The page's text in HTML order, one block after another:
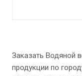
Заказать Водяной
продукции по